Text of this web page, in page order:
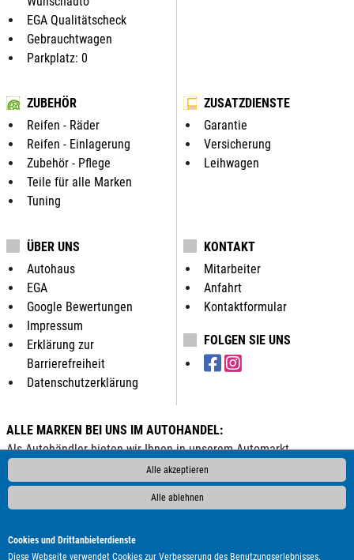
Alle akzeptieren
Alle ablehnen
Cookies und Drittanbieterdienste
Diese Webseite verwendet Cookies zur Verbesserung des Benutzungserlebnisses.
EGA Qualitätscheck
Gebrauchtwagen
Parkplatz: 0
ZUBEHÖR
Reifen - Räder
Reifen - Einlagerung
Zubehör - Pflege
Teile für alle Marken
Tuning
ZUSATZDIENSTE
Garantie
Versicherung
Leihwagen
ÜBER UNS
Autohaus
EGA
Google Bewertungen
Impressum
Erklärung zur
Barrierefreiheit
Datenschutzerklärung
KONTAKT
Mitarbeiter
Anfahrt
Kontaktformular
FOLGEN SIE UNS
ALLE MARKEN BEI UNS IM AUTOHANDEL:
Als Autohändler bieten wir Ihnen in unserem Automarkt
Gebrauchtwagen, Jahreswagen und Neuwagen folgender
Automarken an:
Bentley
Borgward Bürstner
Chausson
Chevrolet Citroën Corvette Cupra DAF